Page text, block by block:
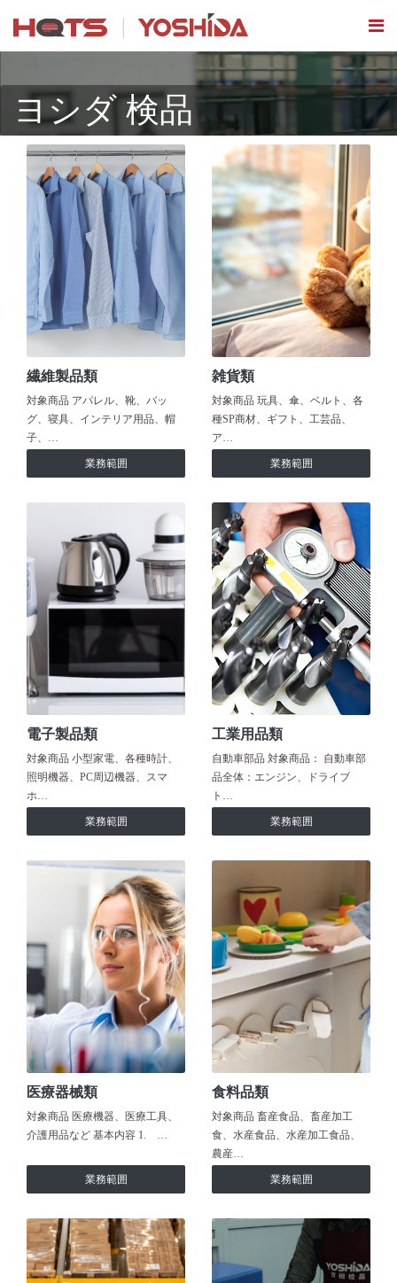
ヨシダ 検品
繊維製品類
対象商品 アパレル、靴、バッ
グ、寝具、インテリア用品、帽
子、…
業務範囲
雑貨類
対象商品 玩具、傘、ベルト、各
種SP商材、ギフト、工芸品、
ア…
業務範囲
電子製品類
対象商品 小型家電、各種時計、
照明機器、PC周辺機器、スマ
ホ…
業務範囲
工業用品類
自動車部品 対象商品： 自動車部
品全体：エンジン、ドライブ
ト…
業務範囲
医療器械類
対象商品 医療機器、医療工具、
介護用品など 基本内容 1. …
業務範囲
食料品類
対象商品 畜産食品、畜産加工
食、水産食品、水産加工食品、
農産…
業務範囲